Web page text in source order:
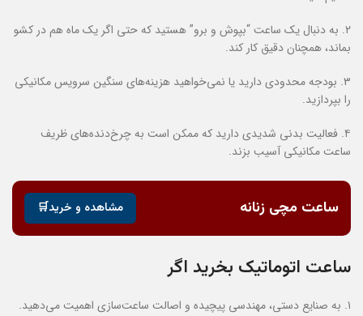
۲. به دنبال یک ساعت “بپوش و برو” هستید که حتی اگر یک ماه هم در کشو
بماند، همچنان دقیق کار کند.
۳. بودجه محدودی دارید یا نمی‌خواهید هزینه‌های سنگین سرویس مکانیکی
را بپردازید.
۴. فعالیت بدنی شدیدی دارید که ممکن است به چرخ‌دنده‌های ظریف
ساعت مکانیکی آسیب بزند.
ساعت مچی زنانه مشاهده و خرید🛒
ساعت اتوماتیک بخرید اگر
۱. به صنایع دستی، مهندسی پیچیده و اصالت ساعت‌سازی اهمیت می‌دهید.